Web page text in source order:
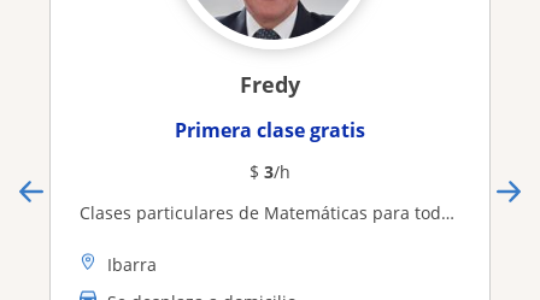
Fredy
Primera clase gratis
$ 3/h
Clases particulares de Matemáticas para todo nivel
Ibarra